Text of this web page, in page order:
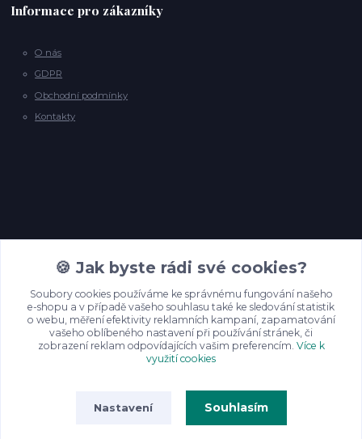
Informace pro zákazníky
O nás
GDPR
Obchodní podmínky
Kontakty
info@backyardpineyarns.cz
🍪 Jak byste rádi své cookies?
Soubory cookies používáme ke správnému fungování našeho
e-shopu a v případě vašeho souhlasu také ke sledování statistik
o webu, měření efektivity reklamních kampaní, zapamatování
vašeho oblíbeného nastavení při používání stránek, či
zobrazení reklam odpovídajících vašim preferencím. Více k
využití cookies
Nastavení Souhlasím